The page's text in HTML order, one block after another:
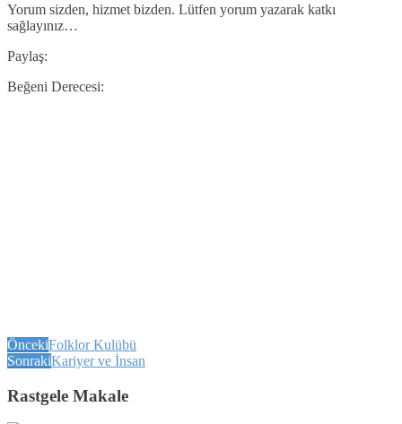
Yorum sizden, hizmet bizden. Lütfen yorum yazarak katkı
sağlayınız…
Paylaş:
Beğeni Derecesi:
ÖncekiFolklor Kulübü
SonrakiKariyer ve İnsan
Rastgele Makale